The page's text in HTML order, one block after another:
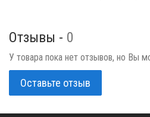
Отзывы - 0
У товара пока нет отзывов, но Вы
Оставьте отзыв